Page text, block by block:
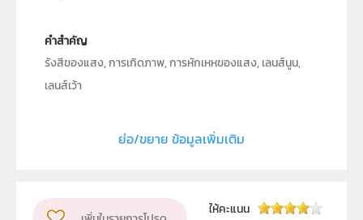
คำสำคัญ
รังสีของแสง, การเกิดภาพ, การหักเหหของแสง, เลนส์นูน,
เลนส์เว้า
ย่อ/ขยาย ข้อมูลเพิ่มเติม
ให้คะแนน